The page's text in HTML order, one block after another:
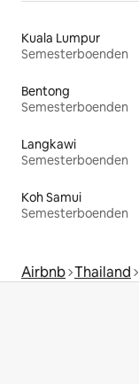
Kuala Lumpur
Semesterboenden
Bentong
Semesterboenden
Langkawi
Semesterboenden
Koh Samui
Semesterboenden
Airbnb Thailand